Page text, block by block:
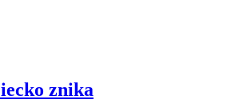
znika